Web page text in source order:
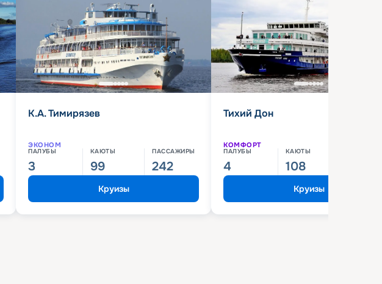
К.А. Тимирязев
ЭКОНОМ
ПАЛУБЫ
3
КАЮТЫ
99
ПАССАЖИРЫ
242
Круизы
Тихий Дон
КОМФОРТ
ПАЛУБЫ
4
КАЮТЫ
108
Круизы